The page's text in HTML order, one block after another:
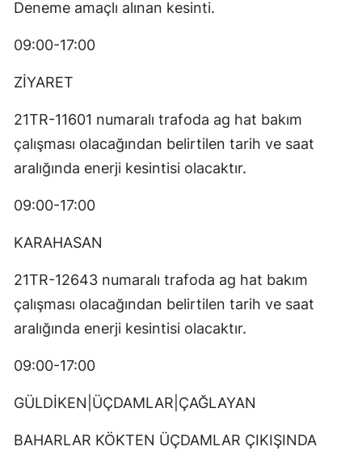
Deneme amaçlı alınan kesinti.
09:00-17:00
ZİYARET
21TR-11601 numaralı trafoda ag hat bakım
çalışması olacağından belirtilen tarih ve saat
aralığında enerji kesintisi olacaktır.
09:00-17:00
KARAHASAN
21TR-12643 numaralı trafoda ag hat bakım
çalışması olacağından belirtilen tarih ve saat
aralığında enerji kesintisi olacaktır.
09:00-17:00
GÜLDİKEN|ÜÇDAMLAR|ÇAĞLAYAN
BAHARLAR KÖKTEN ÜÇDAMLAR ÇIKIŞINDA